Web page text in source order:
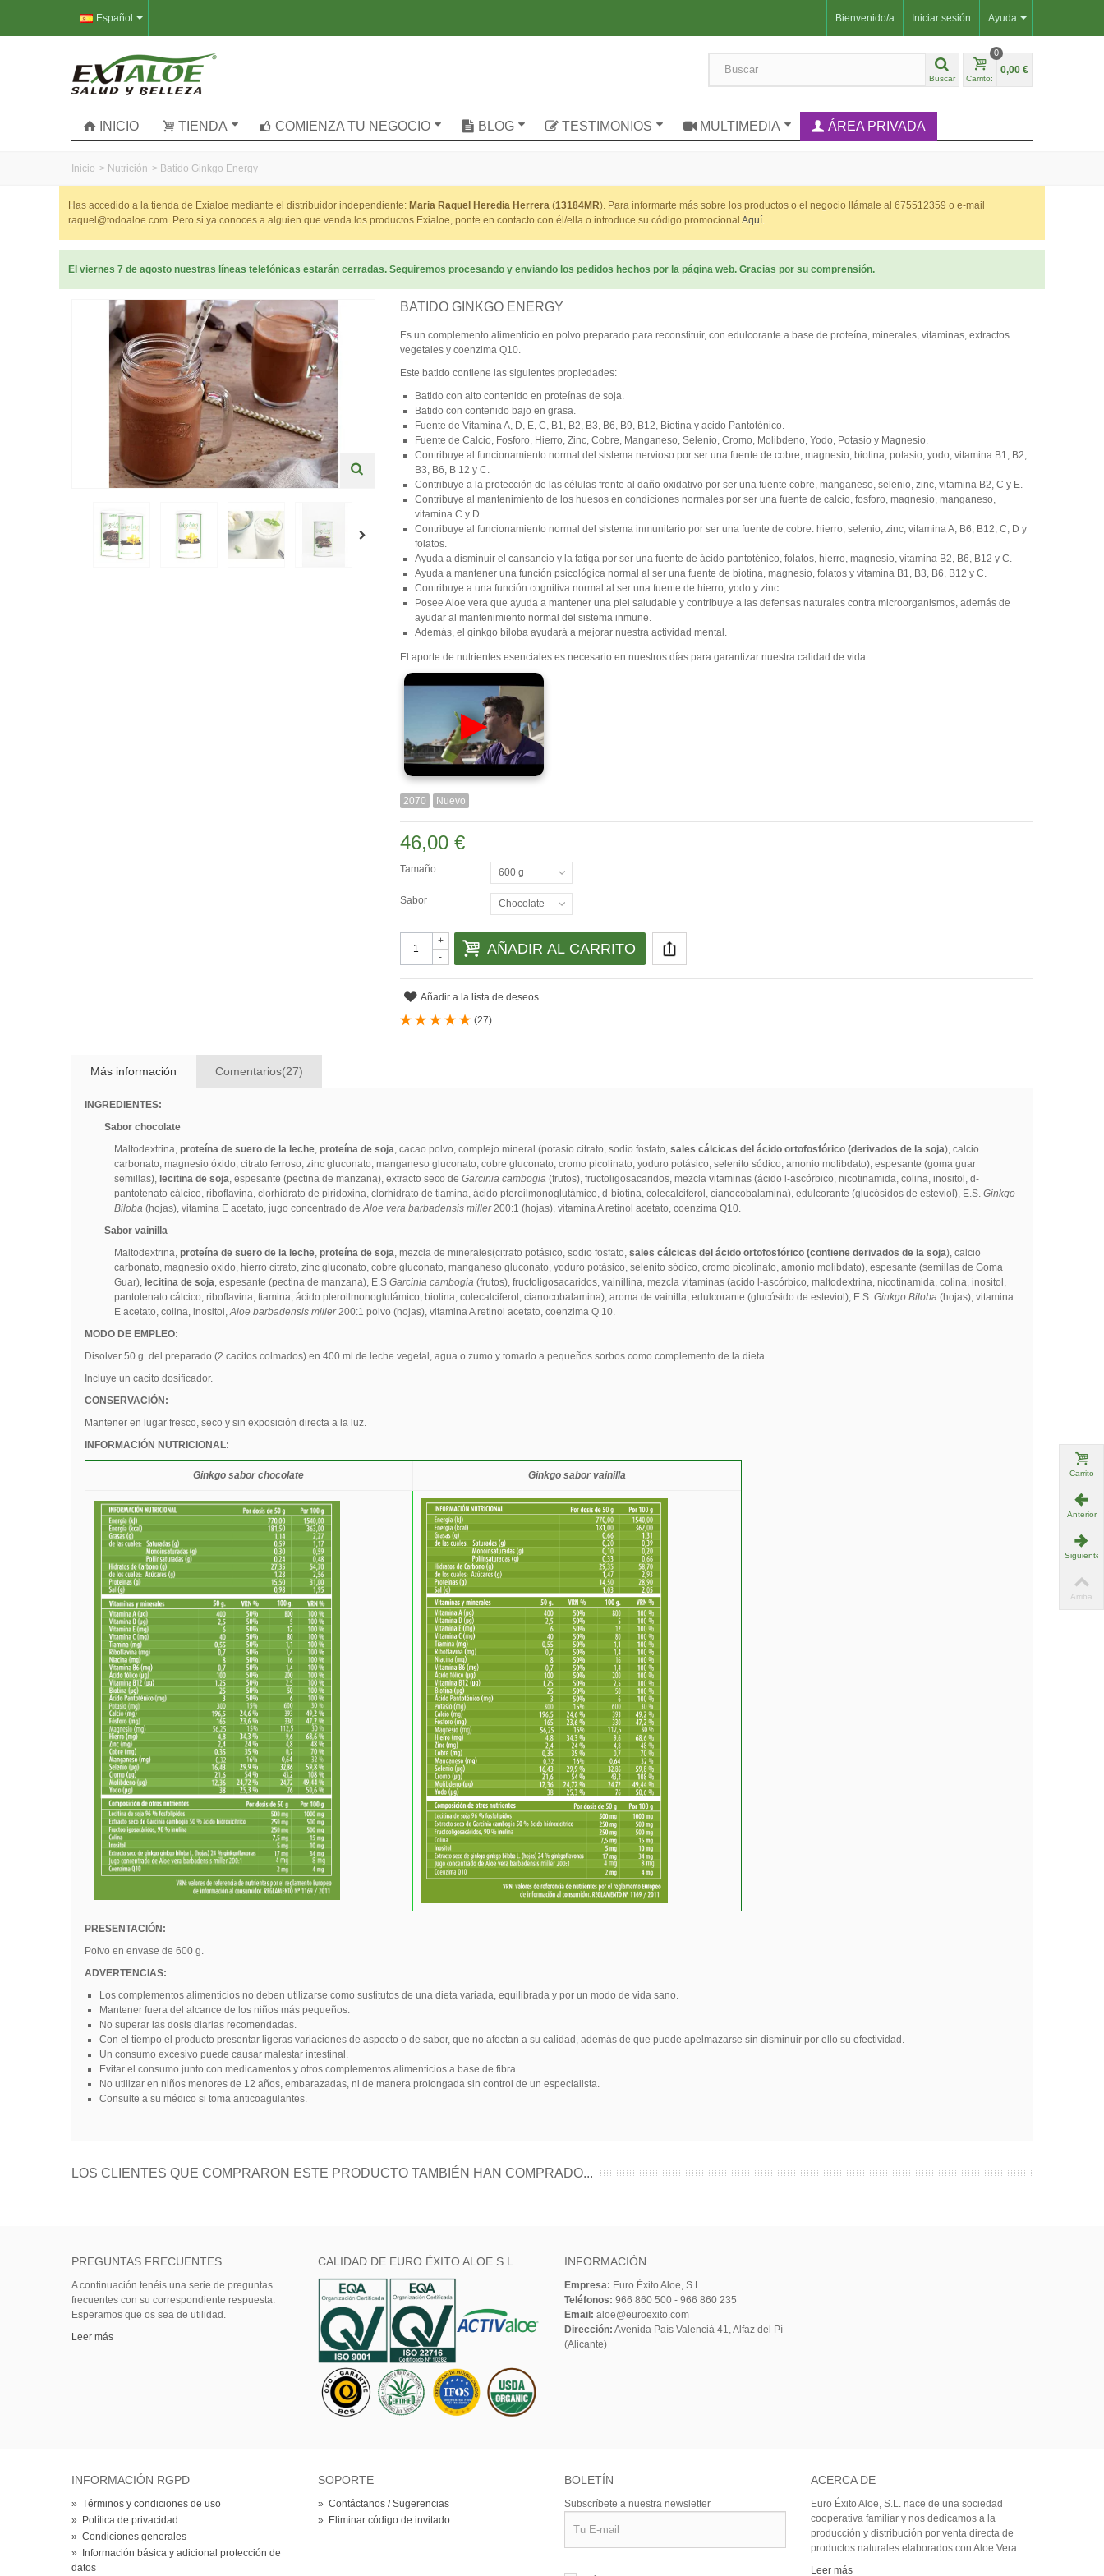
Ayuda
Bienvenido/a Iniciar sesión
Español
Buscar Carrito:
0
0,00 €
INICIO TIENDA COMIENZA TU NEGOCIO BLOG TESTIMONIOS MULTIMEDIA ÁREA PRIVADA
Inicio > Nutrición > Batido Ginkgo Energy
Has accedido a la tienda de Exialoe mediante el distribuidor independiente: Maria Raquel Heredia Herrera (13184MR). Para informarte más sobre los productos o el negocio llámale al 675512359 o e-mail
raquel@todoaloe.com. Pero si ya conoces a alguien que venda los productos Exialoe, ponte en contacto con él/ella o introduce su código promocional Aquí.
El viernes 7 de agosto nuestras líneas telefónicas estarán cerradas. Seguiremos procesando y enviando los pedidos hechos por la página web. Gracias por su comprensión.
BATIDO GINKGO ENERGY
Es un complemento alimenticio en polvo preparado para reconstituir, con edulcorante a base de proteína, minerales, vitaminas, extractos
vegetales y coenzima Q10.
Este batido contiene las siguientes propiedades:
Batido con alto contenido en proteínas de soja.
Batido con contenido bajo en grasa.
Fuente de Vitamina A, D, E, C, B1, B2, B3, B6, B9, B12, Biotina y acido Pantoténico.
Fuente de Calcio, Fosforo, Hierro, Zinc, Cobre, Manganeso, Selenio, Cromo, Molibdeno, Yodo, Potasio y Magnesio.
Contribuye al funcionamiento normal del sistema nervioso por ser una fuente de cobre, magnesio, biotina, potasio, yodo, vitamina B1, B2,
B3, B6, B 12 y C.
Contribuye a la protección de las células frente al daño oxidativo por ser una fuente cobre, manganeso, selenio, zinc, vitamina B2, C y E.
Contribuye al mantenimiento de los huesos en condiciones normales por ser una fuente de calcio, fosforo, magnesio, manganeso,
vitamina C y D.
Contribuye al funcionamiento normal del sistema inmunitario por ser una fuente de cobre. hierro, selenio, zinc, vitamina A, B6, B12, C, D y
folatos.
Ayuda a disminuir el cansancio y la fatiga por ser una fuente de ácido pantoténico, folatos, hierro, magnesio, vitamina B2, B6, B12 y C.
Ayuda a mantener una función psicológica normal al ser una fuente de biotina, magnesio, folatos y vitamina B1, B3, B6, B12 y C.
Contribuye a una función cognitiva normal al ser una fuente de hierro, yodo y zinc.
Posee Aloe vera que ayuda a mantener una piel saludable y contribuye a las defensas naturales contra microorganismos, además de
ayudar al mantenimiento normal del sistema inmune.
Además, el ginkgo biloba ayudará a mejorar nuestra actividad mental.
El aporte de nutrientes esenciales es necesario en nuestros días para garantizar nuestra calidad de vida.
▶
2070 Nuevo
46,00 €
Tamaño 600 g
Sabor Chocolate
-
+ AÑADIR AL CARRITO
Añadir a la lista de deseos
(27)
Más información Comentarios(27)
INGREDIENTES:
Sabor chocolate
Maltodextrina, proteína de suero de la leche, proteína de soja , cacao polvo, complejo mineral (potasio citrato, sodio fosfato, sales cálcicas del ácido ortofosfórico (derivados de la soja), calcio
carbonato, magnesio óxido, citrato ferroso, zinc gluconato, manganeso gluconato, cobre gluconato, cromo picolinato, yoduro potásico, selenito sódico, amonio molibdato), espesante (goma guar
semillas), lecitina de soja , espesante (pectina de manzana), extracto seco de Garcinia cambogia (frutos), fructoligosacaridos, mezcla vitaminas (ácido l-ascórbico, nicotinamida, colina, inositol, d-
pantotenato cálcico, riboflavina, clorhidrato de piridoxina, clorhidrato de tiamina, ácido pteroilmonoglutámico, d-biotina, colecalciferol, cianocobalamina), edulcorante (glucósidos de esteviol), E.S. Ginkgo
Biloba (hojas), vitamina E acetato, jugo concentrado de Aloe vera barbadensis miller200:1 (hojas), vitamina A retinol acetato, coenzima Q10.
Sabor vainilla
Maltodextrina, proteína de suero de la leche, proteína de soja , mezcla de minerales(citrato potásico, sodio fosfato, sales cálcicas del ácido ortofosfórico (contiene derivados de la soja), calcio
carbonato, magnesio oxido, hierro citrato, zinc gluconato, cobre gluconato, manganeso gluconato, yoduro potásico, selenito sódico, cromo picolinato, amonio molibdato), espesante (semillas de Goma
Guar), lecitina de soja , espesante (pectina de manzana), E.S Garcinia cambogia (frutos), fructoligosacaridos, vainillina, mezcla vitaminas (acido l-ascórbico, maltodextrina, nicotinamida, colina, inositol,
pantotenato cálcico, riboflavina, tiamina, ácido pteroilmonoglutámico, biotina, colecalciferol, cianocobalamina), aroma de vainilla, edulcorante (glucósido de esteviol), E.S. Ginkgo Biloba (hojas), vitamina
E acetato, colina, inositol, Aloe barbadensis miller200:1 polvo (hojas), vitamina A retinol acetato, coenzima Q 10.
MODO DE EMPLEO:
Disolver 50 g. del preparado (2 cacitos colmados) en 400 ml de leche vegetal, agua o zumo y tomarlo a pequeños sorbos como complemento de la dieta.
Incluye un cacito dosificador.
CONSERVACIÓN:
Mantener en lugar fresco, seco y sin exposición directa a la luz.
INFORMACIÓN NUTRICIONAL:
Ginkgo sabor chocolate Ginkgo sabor vainilla
PRESENTACIÓN:
Polvo en envase de 600 g.
ADVERTENCIAS:
Los complementos alimenticios no deben utilizarse como sustitutos de una dieta variada, equilibrada y por un modo de vida sano.
Mantener fuera del alcance de los niños más pequeños.
No superar las dosis diarias recomendadas.
Con el tiempo el producto presentar ligeras variaciones de aspecto o de sabor, que no afectan a su calidad, además de que puede apelmazarse sin disminuir por ello su efectividad.
Un consumo excesivo puede causar malestar intestinal.
Evitar el consumo junto con medicamentos y otros complementos alimenticios a base de fibra.
No utilizar en niños menores de 12 años, embarazadas, ni de manera prolongada sin control de un especialista.
Consulte a su médico si toma anticoagulantes.
LOS CLIENTES QUE COMPRARON ESTE PRODUCTO TAMBIÉN HAN COMPRADO...
PREGUNTAS FRECUENTES
A continuación tenéis una serie de preguntas
frecuentes con su correspondiente respuesta.
Esperamos que os sea de utilidad.
Leer más
CALIDAD DE EURO ÉXITO ALOE S.L. INFORMACIÓN
Empresa: Euro Éxito Aloe, S.L.
Teléfonos: 966 860 500 - 966 860 235
Email: aloe@euroexito.com
Dirección: Avenida País Valencià 41, Alfaz del Pí
(Alicante)
INFORMACIÓN RGPD
» Términos y condiciones de uso
»
Política de privacidad
» Condiciones generales
»
Información básica y adicional protección de
datos
SOPORTE
» Contáctanos / Sugerencias
»
Eliminar código de invitado
BOLETÍN
Subscríbete a nuestra newsletter
ACERCA DE
Euro Éxito Aloe, S.L. nace de una sociedad
cooperativa familiar y nos dedicamos a la
producción y distribución por venta directa de
productos naturales elaborados con Aloe Vera
Leer más
Carrito
Anterior
Siguiente
Arriba